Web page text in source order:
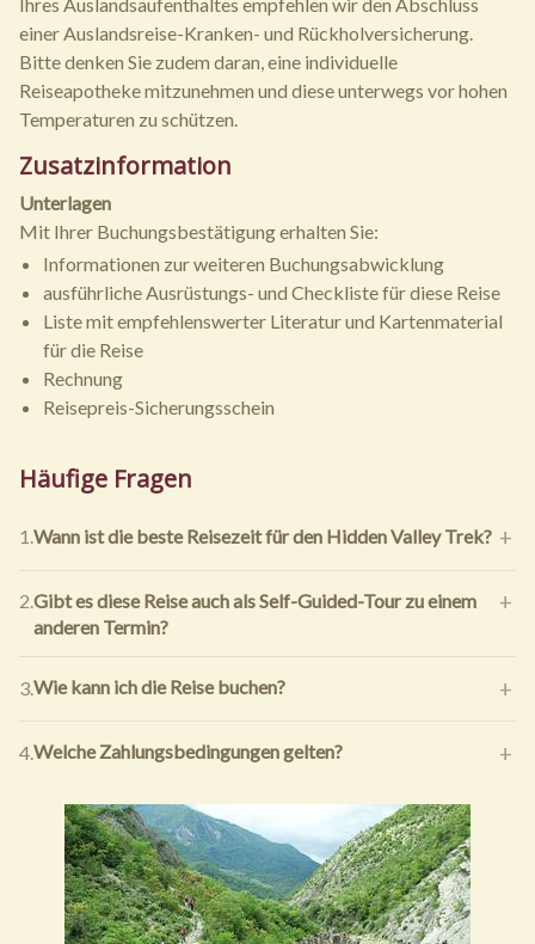
einer Auslandsreise-Kranken- und Rückholversicherung.
Bitte denken Sie zudem daran, eine individuelle
Reiseapotheke mitzunehmen und diese unterwegs vor hohen
Temperaturen zu schützen.
Zusatzinformation
Unterlagen
Mit Ihrer Buchungsbestätigung erhalten Sie:
Informationen zur weiteren Buchungsabwicklung
ausführliche Ausrüstungs- und Checkliste für diese Reise
Liste mit empfehlenswerter Literatur und Kartenmaterial
für die Reise
Rechnung
Reisepreis-Sicherungsschein
Häufige Fragen
1.Wann ist die beste Reisezeit für den Hidden Valley Trek?
2.Gibt es diese Reise auch als Self-Guided-Tour zu einem
anderen Termin?
3.Wie kann ich die Reise buchen?
4.Welche Zahlungsbedingungen gelten?